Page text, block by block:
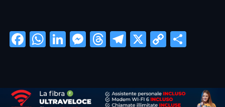
Facebook
WhatsApp
LinkedIn
Messenger
Threads
Telegram
X
Copy